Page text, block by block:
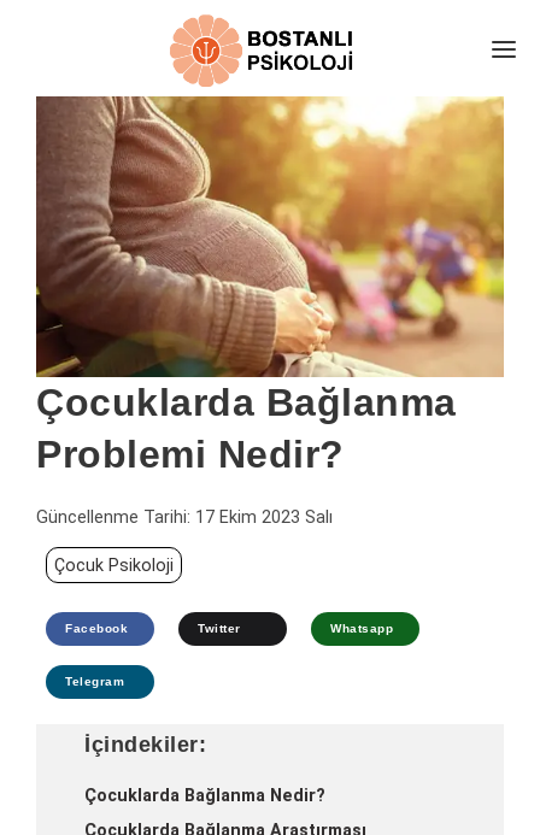
E-RANDEVU
EKİBİMİZ
HAKKIMIZDA
DANIŞAN YORUMLARI
ÜCRETLER
İLETİŞİM
PSİKOLOJİ ALANLARI
KARAMSARLIK TESTİ
ÜCRETSİZ GÖRÜŞ AL
Çocuklarda Bağlanma
Problemi Nedir?
Güncellenme Tarihi: 17 Ekim 2023 Salı
Çocuk Psikoloji
Facebook Twitter Whatsapp
Telegram
İçindekiler:
Çocuklarda Bağlanma Nedir?
Çocuklarda Bağlanma Araştırması